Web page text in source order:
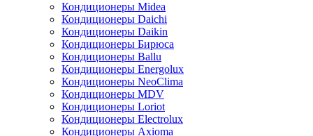
Кондиционеры Midea
Кондиционеры Daichi
Кондиционеры Daikin
Кондиционеры Бирюса
Кондиционеры Ballu
Кондиционеры Energolux
Кондиционеры NeoClima
Кондиционеры MDV
Кондиционеры Loriot
Кондиционеры Electrolux
Кондиционеры Axioma